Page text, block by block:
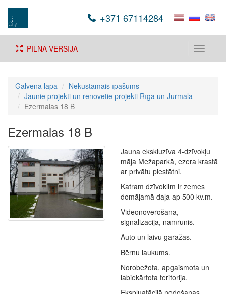
+371 67114284
Toggle
PILNĀ VERSIJA
Galvenā lapa
Nekustamais īpašums
Jaunie projekti un renovētie projekti Rīgā un Jūrmalā
Ezermalas 18 B
Ezermalas 18 B
Jauna ekskluzīva 4-dzīvokļu
māja Mežaparkā, ezera krastā
ar privātu piestātni.
Katram dzīvoklim ir zemes
domājamā daļa ap 500 kv.m.
Videonovērošana,
signalizācija, namrunis.
Auto un laivu garāžas.
Bērnu laukums.
Norobežota, apgaismota un
labiekārtota teritorija.